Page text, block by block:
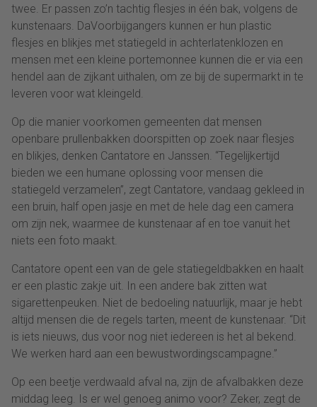
twee. Er passen zo’n tachtig flesjes in één bak, volgens de
kunstenaars. DaVoorbijgangers kunnen er hun plastic
flesjes en blikjes met statiegeld in achterlatenklozen en
mensen met een kleine portemonnee kunnen die er via een
hendel aan de zijkant uithalen, om ze bij de supermarkt in te
leveren voor wat kleingeld.
Op die manier voorkomen gemeenten dat mensen
openbare prullenbakken doorspitten op zoek naar flesjes
en blikjes, denken Cantatore en Janssen. “Tegelijkertijd
bieden we een humane oplossing voor mensen die
statiegeld verzamelen”, zegt Cantatore, vandaag gekleed in
een bruin, half open jasje en met de hele dag een camera
om zijn nek, waarmee de kunstenaar af en toe vanuit het
niets een foto maakt.
Cantatore opent een van de gele statiegeldbakken en haalt
er een plastic zakje uit. In een andere bak zitten wat
sigarettenpeuken. Niet de bedoeling natuurlijk, maar je hebt
altijd mensen die de regels tarten, meent de kunstenaar. “Dit
is iets nieuws, dus voor nog niet iedereen is het al bekend.
We werken hard aan een bewustwordingscampagne.”
Op een beetje verdwaald afval na, zijn de afvalbakken deze
middag leeg. Is er wel genoeg animo voor? Zeker, zegt de